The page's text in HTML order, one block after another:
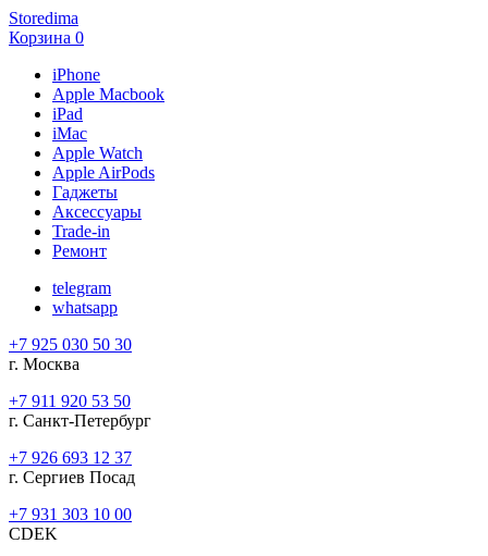
Storedima
Корзина 0
iPhone
Apple Macbook
iPad
iMac
Apple Watch
Apple AirPods
Гаджеты
Аксессуары
Trade-in
Ремонт
telegram
whatsapp
+7 925 030 50 30
г. Москва
+7 911 920 53 50
г. Санкт-Петербург
+7 926 693 12 37
г. Сергиев Посад
+7 931 303 10 00
CDEK